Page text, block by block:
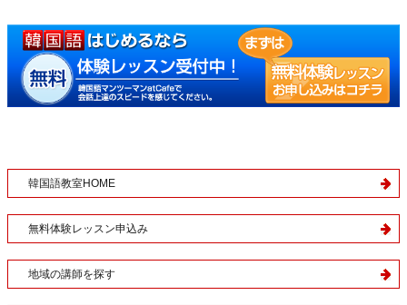
韓国語教室HOME
無料体験レッスン申込み
地域の講師を探す